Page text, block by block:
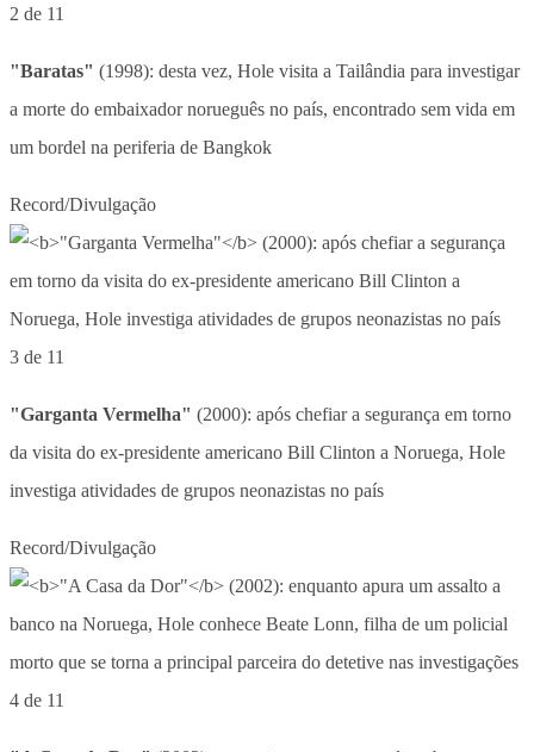
2 de 11
"Baratas" (1998): desta vez, Hole visita a Tailândia para investigar
a morte do embaixador norueguês no país, encontrado sem vida em
um bordel na periferia de Bangkok
Record/Divulgação
3 de 11
"Garganta Vermelha" (2000): após chefiar a segurança em torno
da visita do ex-presidente americano Bill Clinton a Noruega, Hole
investiga atividades de grupos neonazistas no país
Record/Divulgação
4 de 11